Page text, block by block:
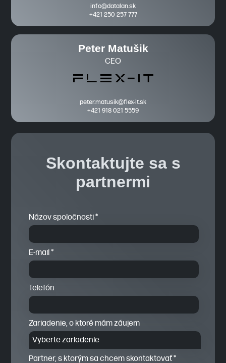
info@datalan.sk
+421 250 257 777
Peter Matušik
CEO
peter.matusik@flex-it.sk
+421 918 021 5559
Skontaktujte sa s
partnermi
Názov spoločnosti *
E-mail *
Telefón
Zariadenie, o ktoré mám záujem
Vyberte zariadenie
HP Zbook Power G10 A
Partner, s ktorým sa chcem skontaktovať *